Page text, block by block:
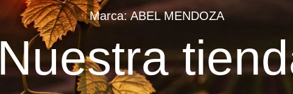
Marca: ABEL MENDOZA
Nuestra